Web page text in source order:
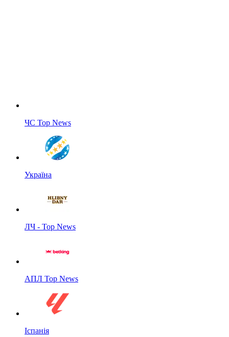
ЧС Top News
Україна
ЛЧ - Top News
АПЛ Top News
Іспанія